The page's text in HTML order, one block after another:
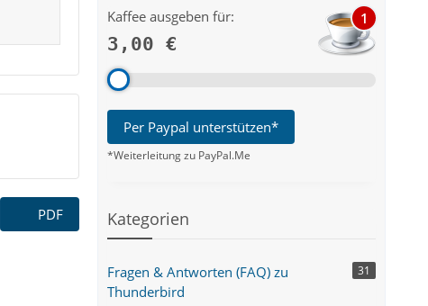
PDF
Kaffee ausgeben für:
3,00 €
1
Per Paypal unterstützen*
*Weiterleitung zu PayPal.Me
Kategorien
Fragen & Antworten (FAQ) zu
Thunderbird
31